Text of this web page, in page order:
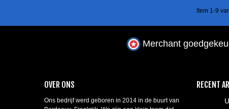
Item 1-9
OVER ONS
Ons bedrijf werd geboren in 2014 in de buurt van
RECENT
Merchant